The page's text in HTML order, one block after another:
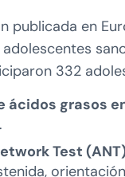
publicada en
adolescentes
332
ácidos grasos
Test